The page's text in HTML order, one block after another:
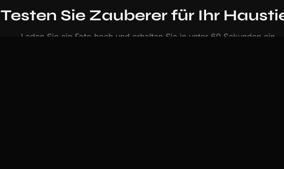
Testen Sie Zauberer für Ihr
Laden Sie ein Foto hoch und erhalten Sie in unter 60 Sekunden ein